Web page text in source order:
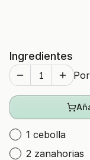
Ingredientes
1 cebolla
2 zanahorias